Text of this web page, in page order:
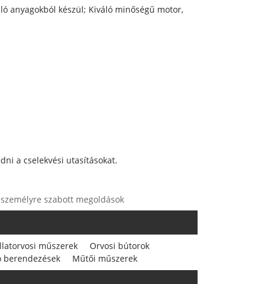
anyagokból készül; Kiváló minőségű motor,
a cselekvési utasításokat.
szabott megoldások
műszerek
Orvosi bútorok
berendezések Műtői műszerek